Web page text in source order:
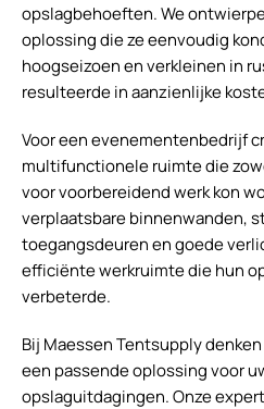
opslagbehoeften. We
oplossing die ze eenvoudig
hoogseizoen en verkleinen in
resulteerde in aanzienlijke
Voor een evenementenbedrijf
multifunctionele ruimte die
voor voorbereidend werk kon
verplaatsbare binnenwanden,
toegangsdeuren en goede
efficiënte werkruimte die hun
verbeterde.
Bij Maessen Tentsupply
een passende oplossing voor
opslaguitdagingen. Onze